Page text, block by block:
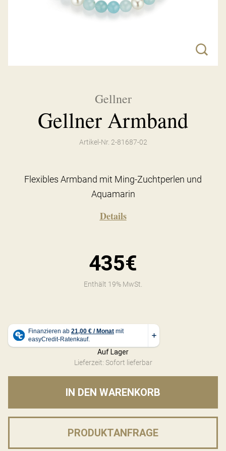
Gellner
Gellner Armband
Artikel-Nr. 2-81687-02
Flexibles Armband mit Ming-Zuchtperlen und
Aquamarin
Details
435€
Enthält 19% MwSt.
Auf Lager
Lieferzeit: Sofort lieferbar
IN DEN WARENKORB
PRODUKTANFRAGE